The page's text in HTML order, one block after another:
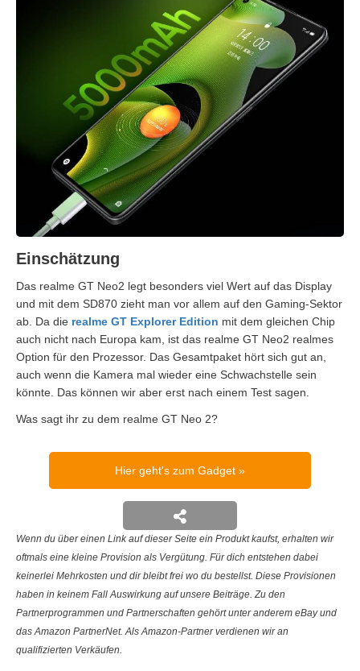
Einschätzung
Das realme GT Neo2 legt besonders viel Wert auf das Display
und mit dem SD870 zieht man vor allem auf den Gaming-Sektor
ab. Da die realme GT Explorer Edition mit dem gleichen Chip
auch nicht nach Europa kam, ist das realme GT Neo2 realmes
Option für den Prozessor. Das Gesamtpaket hört sich gut an,
auch wenn die Kamera mal wieder eine Schwachstelle sein
könnte. Das können wir aber erst nach einem Test sagen.
Was sagt ihr zu dem realme GT Neo 2?
Hier geht's zum Gadget
Wenn du über einen Link auf dieser Seite ein Produkt kaufst, erhalten wir
oftmals eine kleine Provision als Vergütung. Für dich entstehen dabei
keinerlei Mehrkosten und dir bleibt frei wo du bestellst. Diese Provisionen
haben in keinem Fall Auswirkung auf unsere Beiträge. Zu den
Partnerprogrammen und Partnerschaften gehört unter anderem eBay und
das Amazon PartnerNet. Als Amazon-Partner verdienen wir an
qualifizierten Verkäufen.